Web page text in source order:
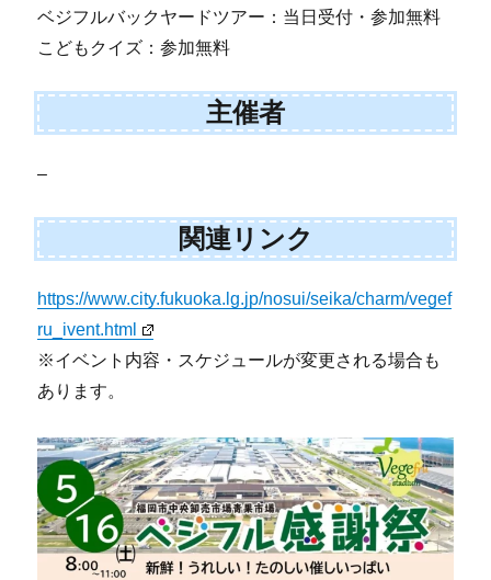
ベジフルバックヤードツアー：当日受付・参加無料
こどもクイズ：参加無料
主催者
–
関連リンク
https://www.city.fukuoka.lg.jp/nosui/seika/charm/vegef
ru_ivent.html
※イベント内容・スケジュールが変更される場合も
あります。